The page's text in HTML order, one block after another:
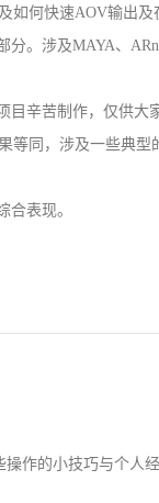
如何快速AOV输出
。涉及MAYA、
辛苦制作，仅供大
同，涉及一些典型
表现。
作的小技巧与个人经